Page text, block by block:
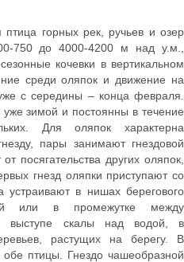
горных рек, ручьев и озер
750 до 4000-4200 м над у.м.,
кочевки в вертикальном
среди оляпок и движение на
с середины – конца февраля.
зимой и постоянны в течение
Для оляпок характерна
пары занимают гнездовой
посягательства других оляпок,
гнезд оляпки приступают со
устраивают в нишах берегового
или в промежутке между
выступе скалы над водой, в
растущих на берегу. В
обе птицы. Гнездо чашеобразной